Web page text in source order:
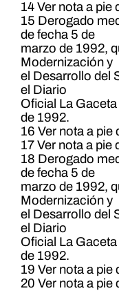
14 Ver nota a pie
15 Derogado
de fecha 5 de
marzo de 1992,
Modernización y
el Desarrollo del
el Diario
Oficial La
de 1992.
16 Ver nota a pie
17 Ver nota a pie
18 Derogado
de fecha 5 de
marzo de 1992,
Modernización y
el Desarrollo del
el Diario
Oficial La
de 1992.
19 Ver nota a pie
20 Ver nota a pie